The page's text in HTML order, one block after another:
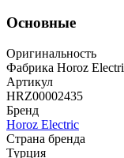
Основные
Оригинальность
Фабрика Horoz
Артикул
HRZ00002435
Бренд
Horoz Electric
Страна бренда
Турция